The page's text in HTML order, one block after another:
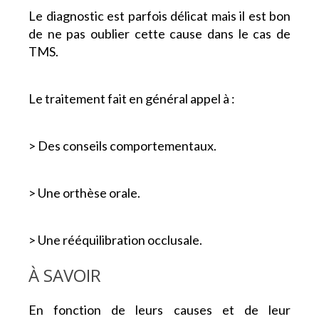
Le diagnostic est parfois délicat mais il est bon
de ne pas oublier cette cause dans le cas de
TMS.
Le traitement fait en général appel à :
> Des conseils comportementaux.
> Une orthèse orale.
> Une rééquilibration occlusale.
À SAVOIR
En fonction de leurs causes et de leur